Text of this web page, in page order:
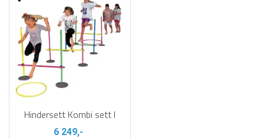
Hindersett Kombi sett I
6 249,-